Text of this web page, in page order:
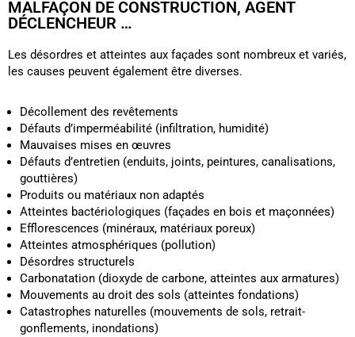
MALFAÇON DE CONSTRUCTION, AGENT
DÉCLENCHEUR …
Les désordres et atteintes aux façades sont nombreux et variés,
les causes peuvent également être diverses.
Décollement des revêtements
Défauts d’imperméabilité (infiltration, humidité)
Mauvaises mises en œuvres
Défauts d’entretien (enduits, joints, peintures, canalisations,
gouttières)
Produits ou matériaux non adaptés
Atteintes bactériologiques (façades en bois et maçonnées)
Efflorescences (minéraux, matériaux poreux)
Atteintes atmosphériques (pollution)
Désordres structurels
Carbonatation (dioxyde de carbone, atteintes aux armatures)
Mouvements au droit des sols (atteintes fondations)
Catastrophes naturelles (mouvements de sols, retrait-
gonflements, inondations)